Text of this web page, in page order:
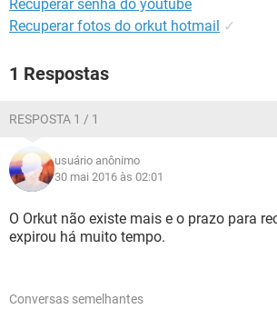
Recuperar senha do youtube
Recuperar fotos do orkut hotmail ✓
1 Respostas
RESPOSTA 1 / 1
usuário anônimo
30 mai 2016 às 02:01
O Orkut não existe mais e o prazo para
expirou há muito tempo.
Conversas semelhantes